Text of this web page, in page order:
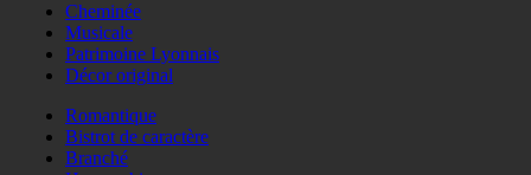
Cheminée
Musicale
Patrimoine Lyonnais
Décor original
Romantique
Bistrot de caractère
Branché